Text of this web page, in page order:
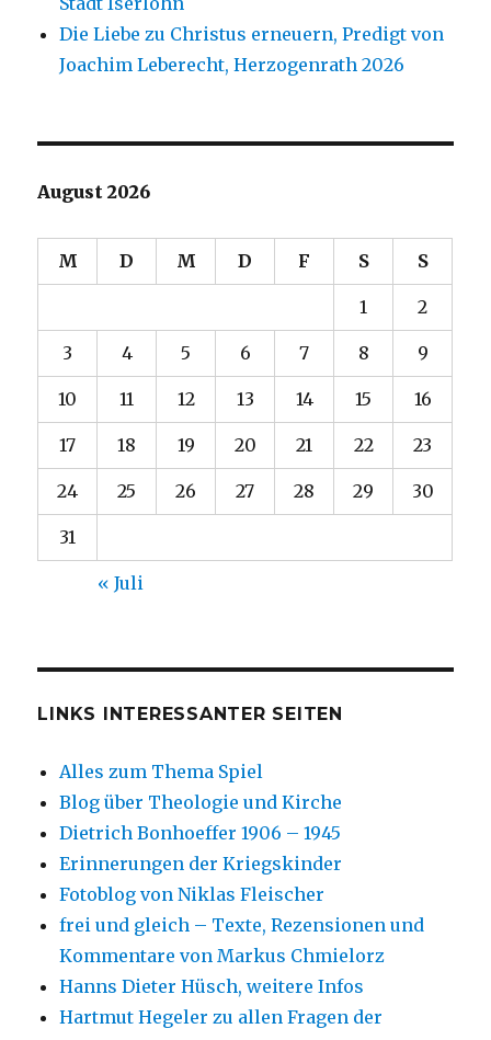
Die Liebe zu Christus erneuern, Predigt von
Joachim Leberecht, Herzogenrath 2026
August 2026
M D M D F S S
1 2
3 4 5 6 7 8 9
10 11 12 13 14 15 16
17 18 19 20 21 22 23
24 25 26 27 28 29 30
31
« Juli
LINKS INTERESSANTER SEITEN
Alles zum Thema Spiel
Blog über Theologie und Kirche
Dietrich Bonhoeffer 1906 – 1945
Erinnerungen der Kriegskinder
Fotoblog von Niklas Fleischer
frei und gleich – Texte, Rezensionen und
Kommentare von Markus Chmielorz
Hanns Dieter Hüsch, weitere Infos
Hartmut Hegeler zu allen Fragen der